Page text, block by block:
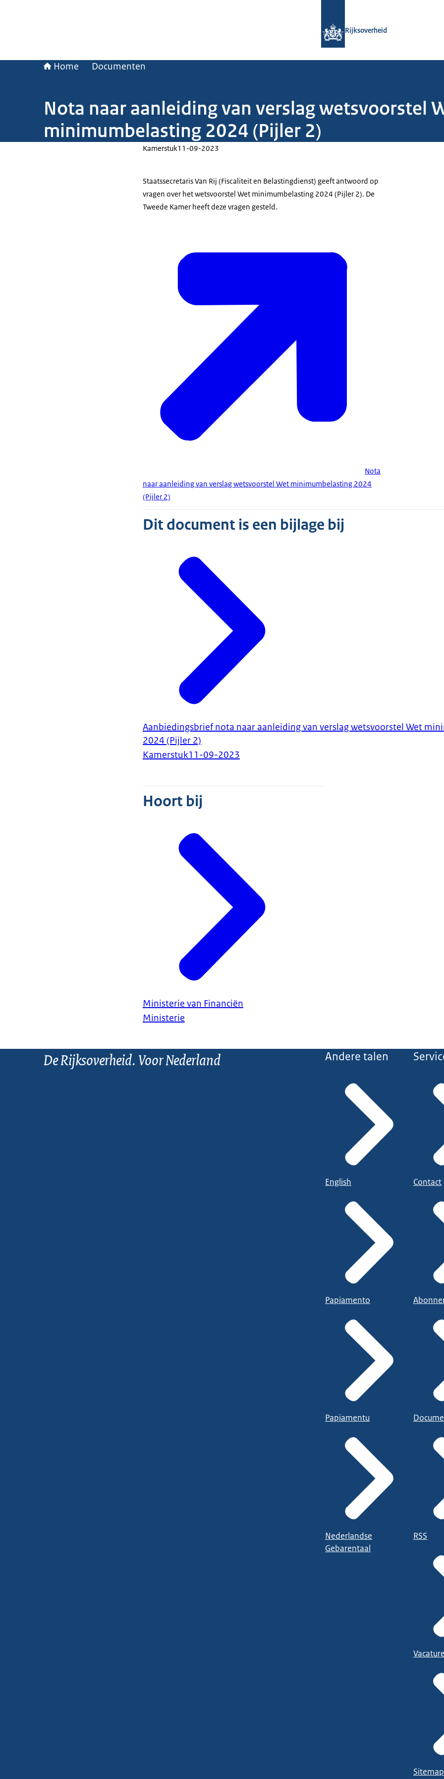
Rijksoverheid
Home Documenten
Nota naar aanleiding van verslag wetsvoorstel
minimumbelasting 2024 (Pijler 2)
Kamerstuk11-09-2023
Staatssecretaris Van Rij (Fiscaliteit en Belastingdienst) geeft antwoord op
vragen over het wetsvoorstel Wet minimumbelasting 2024 (Pijler 2). De
Tweede Kamer heeft deze vragen gesteld.
Nota
naar aanleiding van verslag wetsvoorstel Wet minimumbelasting 2024
(Pijler 2)
Dit document is een bijlage bij
Aanbiedingsbrief nota naar aanleiding van verslag wetsvoorstel Wet
2024 (Pijler 2)
Kamerstuk11-09-2023
Hoort bij
Ministerie van Financiën
Ministerie
De Rijksoverheid. Voor Nederland Andere talen
English
Papiamento
Papiamentu
Nederlandse
Gebarentaal
Contact
RSS
Sitemap